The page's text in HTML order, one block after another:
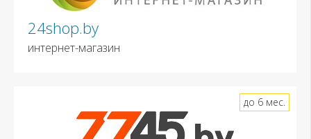
24shop.by
интернет-магазин
до 6 мес.